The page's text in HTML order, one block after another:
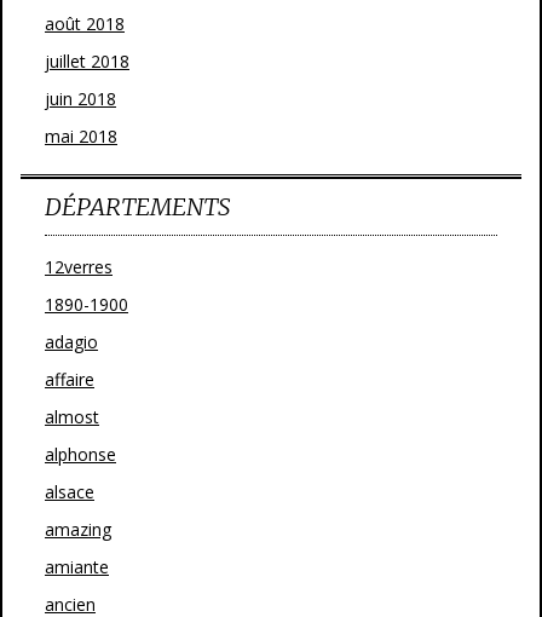
août 2018
juillet 2018
juin 2018
mai 2018
DÉPARTEMENTS
12verres
1890-1900
adagio
affaire
almost
alphonse
alsace
amazing
amiante
ancien